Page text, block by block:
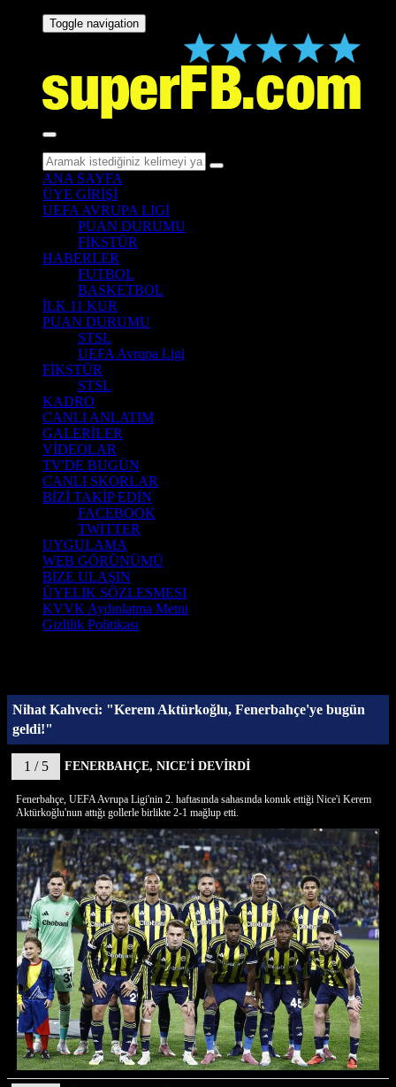
Toggle navigation
ANA SAYFA
ÜYE GİRİŞİ
UEFA AVRUPA LİGİ
PUAN DURUMU
FİKSTÜR
HABERLER
FUTBOL
BASKETBOL
İLK 11 KUR
PUAN DURUMU
STSL
UEFA Avrupa Ligi
FİKSTÜR
STSL
KADRO
CANLI ANLATIM
GALERİLER
VİDEOLAR
TV'DE BUGÜN
CANLI SKORLAR
BİZİ TAKİP EDİN
FACEBOOK
TWİTTER
UYGULAMA
WEB GÖRÜNÜMÜ
BİZE ULAŞIN
ÜYELIK SÖZLESMESI
KVVK Aydınlatma Metni
Gizlilik Politikası
Nihat Kahveci: "Kerem Aktürkoğlu, Fenerbahçe'ye bugün
geldi!"
1 / 5 FENERBAHÇE, NICE'İ DEVİRDİ
Fenerbahçe, UEFA Avrupa Ligi'nin 2. haftasında sahasında konuk ettiği Nice'i Kerem
Aktürkoğlu'nun attığı gollerle birlikte 2-1 mağlup etti.